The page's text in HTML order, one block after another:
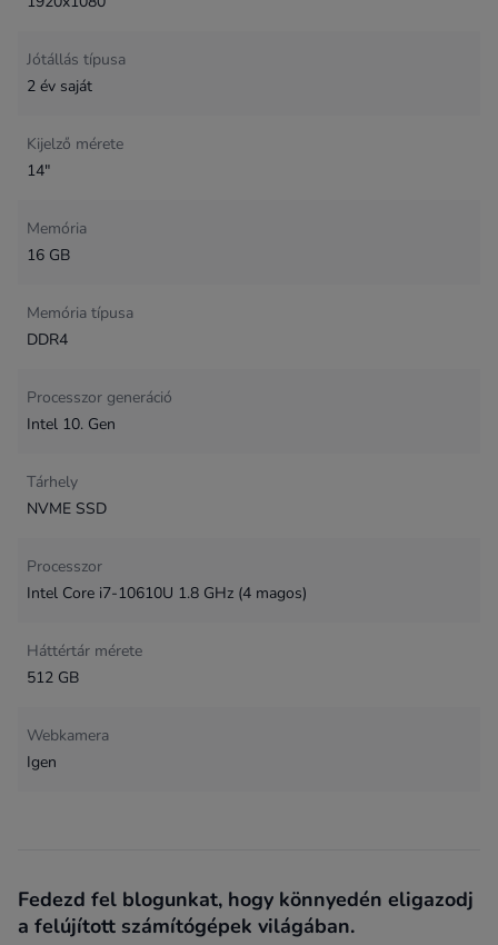
Jótállás típusa
2 év saját
Kijelző mérete
14"
Memória
16 GB
Memória típusa
DDR4
Processzor generáció
Intel 10. Gen
Tárhely
NVME SSD
Processzor
Intel Core i7-10610U 1.8 GHz (4 magos)
Háttértár mérete
512 GB
Webkamera
Igen
Fedezd fel blogunkat, hogy könnyedén eligazodj
a felújított számítógépek világában.